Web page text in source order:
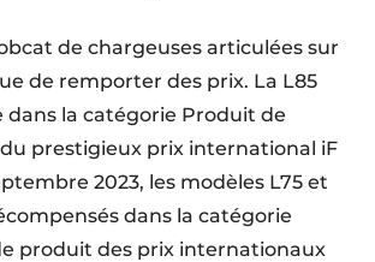
de chargeuses articulées sur
de remporter des prix. La L85
la catégorie Produit de
du prestigieux prix international iF
2023, les modèles L75 et
dans la catégorie
produit des prix internationaux